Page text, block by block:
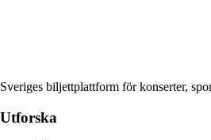
Sveriges biljettplattform för konserter,
Utforska